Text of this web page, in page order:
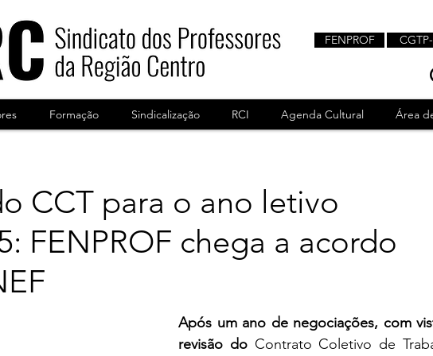
FENPROF
Formação Sindicalização RCI Agenda Cultural Área
CCT para o ano letivo
FENPROF chega a acordo
Após um ano de negociações, com
revisão do Contrato Coletivo de